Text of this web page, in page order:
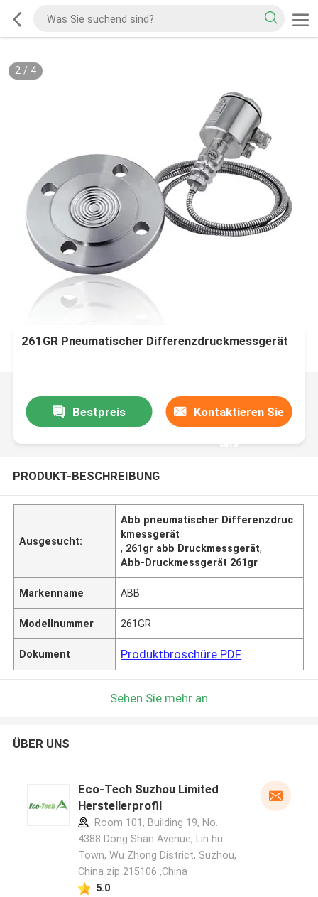
2/ 4
261GR Pneumatischer Differenzdruckmessgerät
Bestpreis Kontaktieren Sie
uns
PRODUKT-BESCHREIBUNG
Ausgesucht:
Abb pneumatischer Differenzdruc
kmessgerät
, 261gr abb Druckmessgerät,
Abb-Druckmessgerät 261gr
Markenname ABB
Modellnummer 261GR
Dokument Produktbroschüre PDF
Sehen Sie mehr an
ÜBER UNS
Eco-Tech Suzhou Limited
Herstellerprofil
Room 101, Building 19, No.
4388 Dong Shan Avenue, Lin hu
Town, Wu Zhong District, Suzhou,
China zip 215106 ,China
5.0